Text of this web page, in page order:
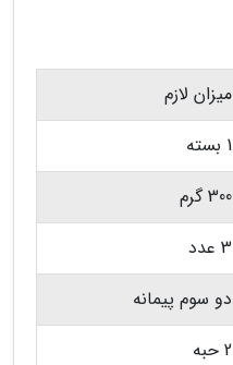
میزان لازم
1 بسته
300 گرم
3 عدد
دو سوم پیمانه
2 حبه